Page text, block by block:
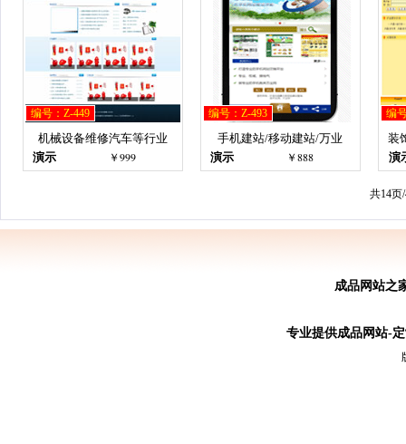
编号：Z-449
机械设备维修汽车等行业
演示
￥999
编号：Z-493
手机建站/移动建站/万业
演示
￥888
编
装
演
共14页
成品网站之
专业提供成品网站-